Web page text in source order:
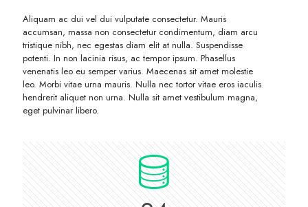
Aliquam ac dui vel dui vulputate consectetur. Mauris
accumsan, massa non consectetur condimentum, diam arcu
tristique nibh, nec egestas diam elit at nulla. Suspendisse
potenti. In non lacinia risus, ac tempor ipsum. Phasellus
venenatis leo eu semper varius. Maecenas sit amet molestie
leo. Morbi vitae urna mauris. Nulla nec tortor vitae eros iaculis
hendrerit aliquet non urna. Nulla sit amet vestibulum magna,
eget pulvinar libero.